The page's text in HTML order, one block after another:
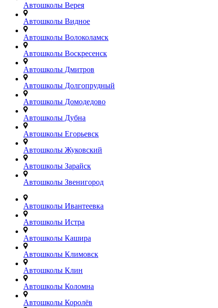
Автошколы Верея
Автошколы Видное
Автошколы Волоколамск
Автошколы Воскресенск
Автошколы Дмитров
Автошколы Долгопрудный
Автошколы Домодедово
Автошколы Дубна
Автошколы Егорьевск
Автошколы Жуковский
Автошколы Зарайск
Автошколы Звенигород
Автошколы Ивантеевка
Автошколы Истра
Автошколы Кашира
Автошколы Климовск
Автошколы Клин
Автошколы Коломна
Автошколы Королёв